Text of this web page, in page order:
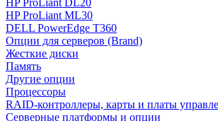
HP ProLiant DL20
HP ProLiant ML30
DELL PowerEdge T360
Опции для серверов (Brand)
Жесткие диски
Память
Другие опции
Процессоры
RAID-контроллеры, карты и платы
Серверные платформы и опции